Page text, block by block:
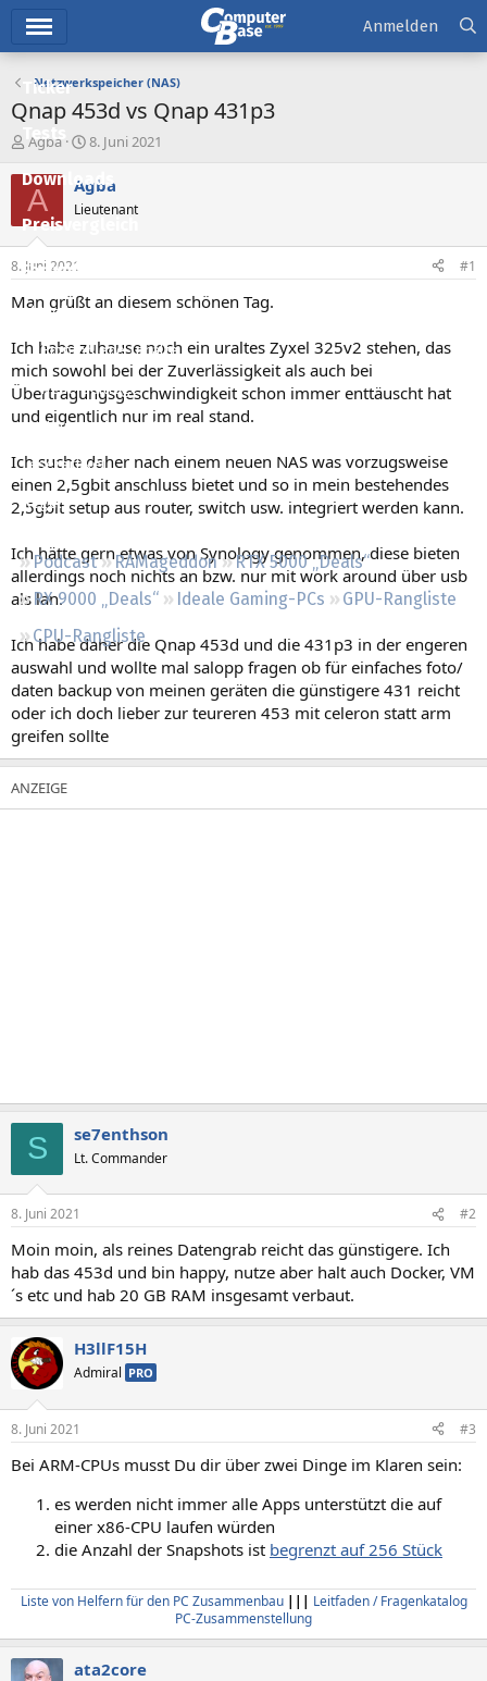
Ticker
Tests
Downloads
Preisvergleich
Forum
Aktuelles
Empfohlene Inhalte
Neue Beiträge
Neueste Aktivitäten
Leserartikel
Regeln
Podcast RAMageddon
RTX 5000 „Deals“
RX 9000 „Deals“
Ideale Gaming-PCs
GPU-Rangliste
CPU-Rangliste
Anmelden
Netzwerkspeicher (NAS)
Qnap 453d vs Qnap 431p3
E
s
t
e
e
r
Agba
E
s
t
e
t
a
8. Juni 2021
A Agba
Lieutenant
8. Juni 2021 #1
Man grüßt an diesem schönen Tag.
Ich habe zuhause noch ein uraltes Zyxel 325v2 stehen, das
mich sowohl bei der Zuverlässigkeit als auch bei
Übertragungsgeschwindigkeit schon immer enttäuscht hat
und eigentlich nur im real stand.
Ich suche daher nach einem neuen NAS was vorzugsweise
einen 2,5gbit anschluss bietet und so in mein bestehendes
2,5gbit setup aus router, switch usw. integriert werden kann.
Ich hätte gern etwas von Synology genommen, diese bieten
allerdings noch nichts an bzw. nur mit work around über usb
als lan.
Ich habe daher die Qnap 453d und die 431p3 in der engeren
auswahl und wollte mal salopp fragen ob für einfaches foto/
daten backup von meinen geräten die günstigere 431 reicht
oder ich doch lieber zur teureren 453 mit celeron statt arm
greifen sollte
S se7enthson
Lt. Commander
8. Juni 2021 #2
Moin moin, als reines Datengrab reicht das günstigere. Ich
hab das 453d und bin happy, nutze aber halt auch Docker, VM
´s etc und hab 20 GB RAM insgesamt verbaut.
H3llF15H
Admiral PRO
8. Juni 2021 #3
Bei ARM-CPUs musst Du dir über zwei Dinge im Klaren sein:
es werden nicht immer alle Apps unterstützt die auf
einer x86-CPU laufen würden
die Anzahl der Snapshots ist begrenzt auf 256 Stück
Liste von Helfern für den PC Zusammenbau ||| Leitfaden / Fragenkatalog
PC-Zusammenstellung
ata2core